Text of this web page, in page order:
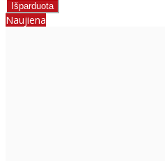
Naujiena